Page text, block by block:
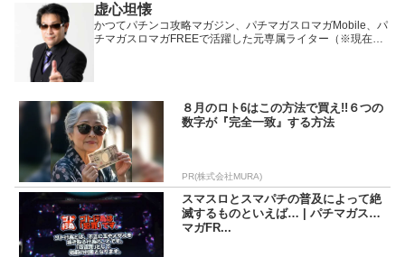
虚心坦懐
かつてパチンコ攻略マガジン、パチマガスロマガMobile、パ
チマガスロマガFREEで活躍した元専属ライター（※現在は
８月のロト6はこの方法で買え!!６つの
数字が『完全一致』する方法
PR(株式会社MURA)
スマスロとスマパチの普及によって絶
滅するものといえば… | パチマガスロ
マガFR...